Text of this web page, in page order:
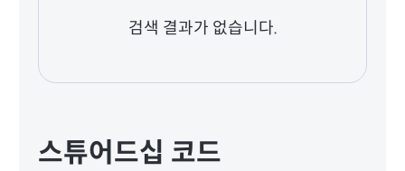
검색 결과가 없습니다.
스튜어드십 코드